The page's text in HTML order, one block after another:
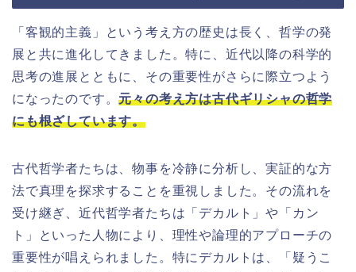
「客観的主義」という考え方の歴史は長く、哲学の発
展と共に進化してきました。特に、近代以降の科学的
思考の進展とともに、その重要性がさらに際立つよう
になったのです。元々の考え方は古代ギリシャの哲学
にも根ざしています。
古代哲学者たちは、物事を冷静に分析し、実証的な方
法で真理を探求することを重視しました。その流れを
受け継ぎ、近代哲学者たちは「デカルト」や「カン
ト」といった人物により、理性や論理的アプローチの
重要性が唱えられました。特にデカルトは、「疑うこ